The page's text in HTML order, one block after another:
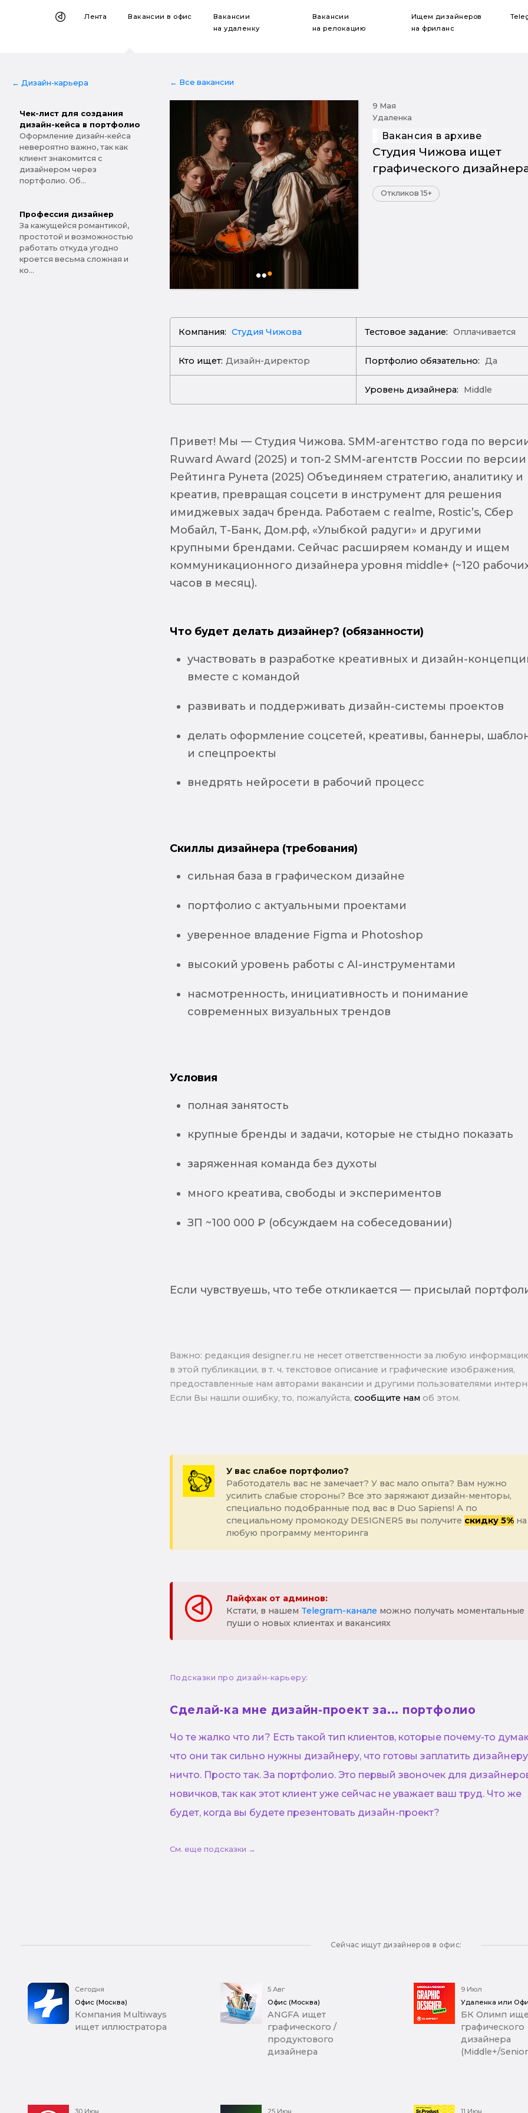
Лента Вакансиив офис
Вакансии
на удаленку
Вакансии
на релокацию
Ищем дизайнеров
на фриланс
← Дизайн-карьера
Чек-лист для создания
дизайн-кейса в портфолио
Оформление дизайн-кейса
невероятно важно, так как
клиент знакомится с
дизайнером через
портфолио. Об...
Профессия дизайнер
За кажущейся романтикой,
простотой и возможностью
работать откуда угодно
кроется весьма сложная и
ко...
← Все вакансии
9 Мая
Удаленка
Вакансия в архиве
Студия Чижова ищет
графического
Откликов 15+
Компания: Студия Чижова Тестовое задание: Оплачивается
Кто ищет: Дизайн-директор Портфолио обязательно: Да
Уровень дизайнера: Middle
Привет! Мы — Студия Чижова. SMM-агентство года по
Ruward Award (2025) и топ-2 SMM-агентств России по версии
Рейтинга Рунета (2025) Объединяем стратегию, аналитику и
креатив, превращая соцсети в инструмент для решения
имиджевых задач бренда. Работаем с realme, Rostic’s, Сбер
Мобайл, Т-Банк, Дом.рф, «Улыбкой радуги» и другими
крупными брендами. Сейчас расширяем команду и ищем
коммуникационного дизайнера уровня middle+ (~120
часов в месяц).
Что будет делать дизайнер? (обязанности)
участвовать в разработке креативных и дизайн-
вместе с командой
развивать и поддерживать дизайн-системы проектов
делать оформление соцсетей, креативы, баннеры,
и спецпроекты
внедрять нейросети в рабочий процесс
Скиллы дизайнера (требования)
сильная база в графическом дизайне
портфолио с актуальными проектами
уверенное владение Figma и Photoshop
высокий уровень работы с AI-инструментами
насмотренность, инициативность и понимание
современных визуальных трендов
Условия
полная занятость
крупные бренды и задачи, которые не стыдно показать
заряженная команда без духоты
много креатива, свободы и экспериментов
ЗП ~100 000 ₽ (обсуждаем на собеседовании)
Если чувствуешь, что тебе откликается — присылай
Важно: pедакция designer.ru не несет ответственности за любую
в этой публикации, в т. ч. текстовое описание и графические изображения,
предоставленные нам авторами вакансии и другими пользователями
Если Вы нашли ошибку, то, пожалуйста, сообщите нам об этом.
У вас слабое портфолио?
Работодатель вас не замечает? У вас мало опыта? Вам нужно
усилить слабые стороны? Все это заряжают дизайн-менторы,
специально подобранные под вас в Duo Sapiens! А по
специальному промокоду DESIGNER5 вы получите скидку 5%на
любую программу менторинга
Лайфхак от админов:
Кстати, в нашем Telegram-канале можно получать моментальные
пуши о новых клиентах и вакансиях
Подсказки про дизайн-карьеру:
Сделай-ка мне дизайн-проект за... портфолио
Чо те жалко что ли? Есть такой тип клиентов, которые почему-то
что они так сильно нужны дизайнеру, что готовы заплатить
ничто. Просто так. За портфолио. Это первый звоночек для
новичков, так как этот клиент уже сейчас не уважает ваш труд. Что же
будет, когда вы будете презентовать дизайн-проект?
См. еще подсказки →
Сейчас ищут дизайнеров в офис:
Сегодня
Офис (Москва)
Компания Multiways
ищет иллюстратора
5 Авг
Офис (Москва)
ANGFA ищет
графического /
продуктового
дизайнера
9 Июл
Удаленка или
БК Олимп
графического
дизайнера
(Middle+/
30 Июн 25 Июн 11 Июн